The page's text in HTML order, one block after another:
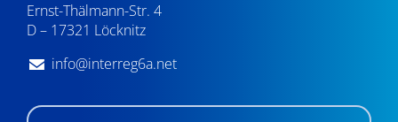
Ernst-Thälmann-Str. 4
D – 17321 Löcknitz
info@interreg6a.net